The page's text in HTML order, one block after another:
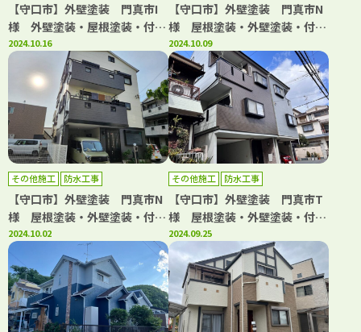
【守口市】外壁塗装 門真市I
様 外壁塗装・屋根塗装・付帯
部塗装・シーリング工事 アビ
リティペイント
2024.10.16
【守口市】外壁塗装 門真市N
様 屋根塗装・外壁塗装・付帯
部塗装・シーリング工事・防水
工事 アビリティペイント
2024.10.09
その他施工 防水工事
【守口市】外壁塗装 門真市N
様 屋根塗装・外壁塗装・付帯
部塗装・シーリング工事・防水
工事 アビリティペイント
2024.10.02
その他施工 防水工事
【守口市】外壁塗装 門真市T
様 屋根塗装・外壁塗装・付帯
部塗装・シーリング工事・防水
工事 アビリティペイント
2024.09.25